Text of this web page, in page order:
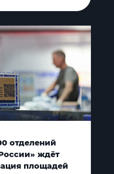
отделений
ждёт
площадей